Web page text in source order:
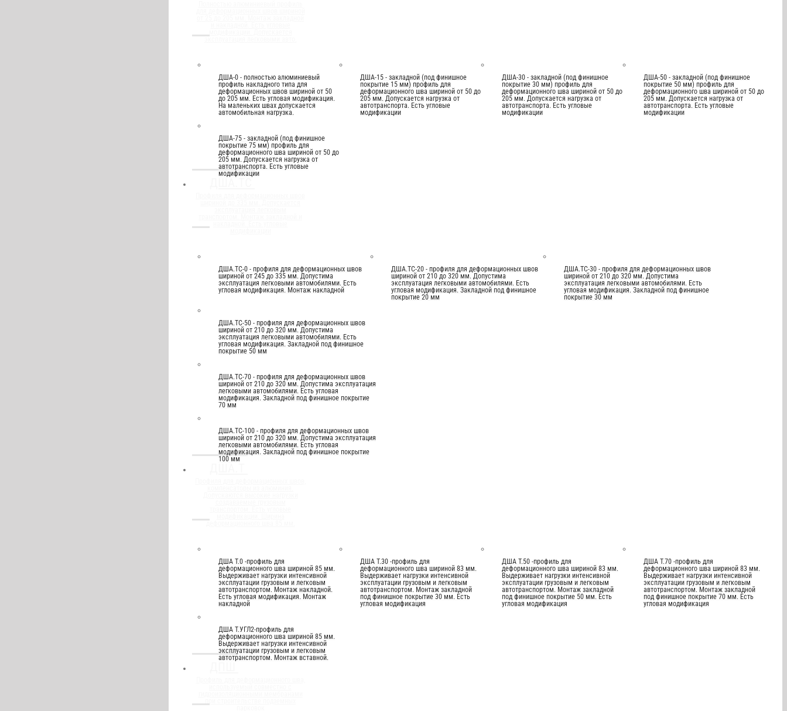
ДША-0 - полностью алюминиевый
профиль накладного типа для
деформационных швов шириной от 50
до 205 мм. Есть угловая модификация.
На маленьких швах допускается
автомобильная нагрузка.
ДША-15 - закладной (под финишное
покрытие 15 мм) профиль для
деформационного шва шириной от 50 до
205 мм. Допускается нагрузка от
автотранспорта. Есть угловые
модификации
ДША-30 - закладной (под финишное
покрытие 30 мм) профиль для
деформационного шва шириной от 50 до
205 мм. Допускается нагрузка от
автотранспорта. Есть угловые
модификации
ДША-50 - закладной (под финишное
покрытие 50 мм) профиль для
деформационного шва шириной от 50 до
205 мм. Допускается нагрузка от
автотранспорта. Есть угловые
модификации
ДША-75 - закладной (под финишное
покрытие 75 мм) профиль для
деформационного шва шириной от 50 до
205 мм. Допускается нагрузка от
автотранспорта. Есть угловые
модификации
ДША.ТС-0 - профиля для деформационных швов
шириной от 245 до 335 мм. Допустима
эксплуатация легковыми автомобилями. Есть
угловая модификация. Монтаж накладной
ДША.ТС-20 - профиля для деформационных швов
шириной от 210 до 320 мм. Допустима
эксплуатация легковыми автомобилями. Есть
угловая модификация. Закладной под финишное
покрытие 20 мм
ДША.ТС-30 - профиля для деформационных швов
шириной от 210 до 320 мм. Допустима
эксплуатация легковыми автомобилями. Есть
угловая модификация. Закладной под финишное
покрытие 30 мм
ДША.ТС-50 - профиля для деформационных швов
шириной от 210 до 320 мм. Допустима
эксплуатация легковыми автомобилями. Есть
угловая модификация. Закладной под финишное
покрытие 50 мм
ДША.ТС-70 - профиля для деформационных швов
шириной от 210 до 320 мм. Допустима эксплуатация
легковыми автомобилями. Есть угловая
модификация. Закладной под финишное покрытие
70 мм
ДША.ТС-100 - профиля для деформационных швов
шириной от 210 до 320 мм. Допустима эксплуатация
легковыми автомобилями. Есть угловая
модификация. Закладной под финишное покрытие
100 мм
ДША Т.0 -профиль для
деформационного шва шириной 85 мм.
Выдерживает нагрузки интенсивной
эксплуатации грузовым и легковым
автотранспортом. Монтаж накладной.
Есть угловая модификация. Монтаж
накладной
ДША Т.30 -профиль для
деформационного шва шириной 83 мм.
Выдерживает нагрузки интенсивной
эксплуатации грузовым и легковым
автотранспортом. Монтаж закладной
под финишное покрытие 30 мм. Есть
угловая модификация
ДША Т.50 -профиль для
деформационного шва шириной 83 мм.
Выдерживает нагрузки интенсивной
эксплуатации грузовым и легковым
автотранспортом. Монтаж закладной
под финишное покрытие 50 мм. Есть
угловая модификация
ДША Т.70 -профиль для
деформационного шва шириной 83 мм.
Выдерживает нагрузки интенсивной
эксплуатации грузовым и легковым
автотранспортом. Монтаж закладной
под финишное покрытие 70 мм. Есть
угловая модификация
ДША Т.УГЛ2-профиль для
деформационного шва шириной 85 мм.
Выдерживает нагрузки интенсивной
эксплуатации грузовым и легковым
автотранспортом. Монтаж вставной.